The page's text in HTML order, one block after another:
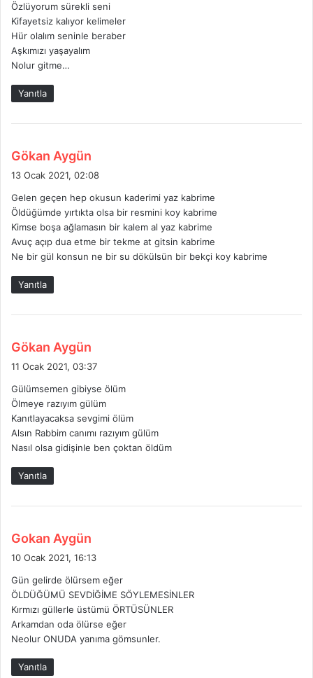
k
i
Özlüyorum sürekli seni
Kifayetsiz kalıyor kelimeler
Hür olalım seninle beraber
Aşkımızı yaşayalım
Nolur gitme…
Yanıtla
Gökan Aygün
i
k
i
13 Ocak 2021, 02:08
Gelen geçen hep okusun kaderimi yaz kabrime
Öldüğümde yırtıkta olsa bir resmini koy kabrime
Kimse boşa ağlamasın bir kalem al yaz kabrime
Avuç açıp dua etme bir tekme at gitsin kabrime
Ne bir gül konsun ne bir su dökülsün bir bekçi koy kabrime
Yanıtla
Gökan Aygün
i
k
i
11 Ocak 2021, 03:37
Gülümsemen gibiyse ölüm
Ölmeye razıyım gülüm
Kanıtlayacaksa sevgimi ölüm
Alsın Rabbim canımı razıyım gülüm
Nasıl olsa gidişinle ben çoktan öldüm
Yanıtla
Gokan Aygün
i
k
i
10 Ocak 2021, 16:13
Gün gelirde ölürsem eğer
ÖLDÜĞÜMÜ SEVDİĞİME SÖYLEMESİNLER
Kırmızı güllerle üstümü ÖRTÜSÜNLER
Arkamdan oda ölürse eğer
Neolur ONUDA yanıma gömsunler.
Yanıtla